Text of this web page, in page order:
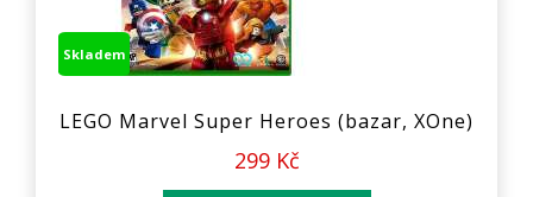
Skladem
LEGO Marvel Super Heroes (bazar, XOne)
299 Kč